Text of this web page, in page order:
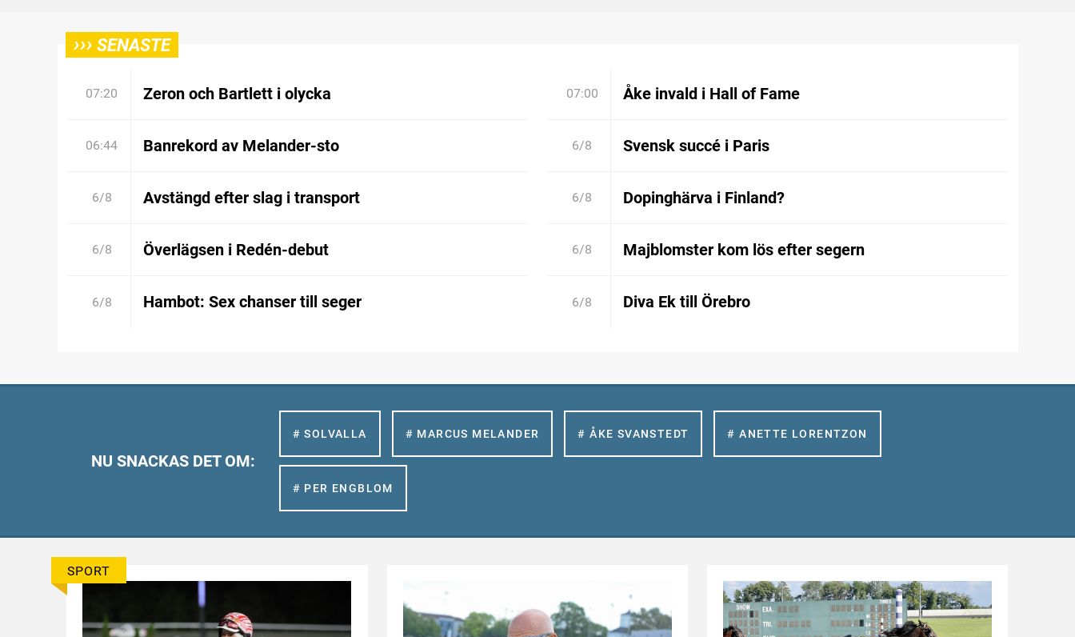
››› SENASTE
07:20 Zeron och Bartlett i olycka 07:00 Åke invald i Hall of Fame
06:44 Banrekord av Melander-sto 6/8 Svensk succé i Paris
6/8 Avstängd efter slag i transport 6/8 Dopinghärva i Finland?
6/8 Överlägsen i Redén-debut 6/8 Majblomster kom lös efter segern
6/8 Hambot: Sex chanser till seger 6/8 Diva Ek till Örebro
NU SNACKAS DET OM:
# SOLVALLA # MARCUS MELANDER # ÅKE SVANSTEDT # ANETTE LORENTZON
# PER ENGBLOM
SPORT